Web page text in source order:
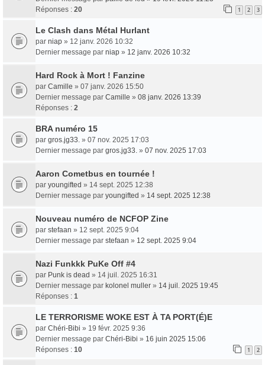
Réponses : 20 1 2 3
Le Clash dans Métal Hurlant
par niap » 12 janv. 2026 10:32
Dernier message par niap » 12 janv. 2026 10:32
Hard Rock à Mort ! Fanzine
par Camille » 07 janv. 2026 15:50
Dernier message par Camille » 08 janv. 2026 13:39
Réponses : 2
BRA numéro 15
par gros.jg33. » 07 nov. 2025 17:03
Dernier message par gros.jg33. » 07 nov. 2025 17:03
Aaron Cometbus en tournée !
par youngifted » 14 sept. 2025 12:38
Dernier message par youngifted » 14 sept. 2025 12:38
Nouveau numéro de NCFOP Zine
par stefaan » 12 sept. 2025 9:04
Dernier message par stefaan » 12 sept. 2025 9:04
Nazi Funkkk PuKe Off #4
par Punk is dead » 14 juil. 2025 16:31
Dernier message par kolonel muller » 14 juil. 2025 19:45
Réponses : 1
LE TERRORISME WOKE EST À TA PORT(É)E
par Chéri-Bibi » 19 févr. 2025 9:36
Dernier message par Chéri-Bibi » 16 juin 2025 15:06
Réponses : 10 1 2